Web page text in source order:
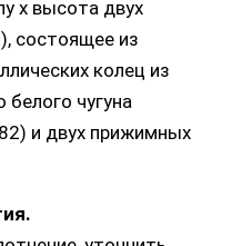
х высота двух
состоящее из
колец из
белого чугуна
и двух прижимных